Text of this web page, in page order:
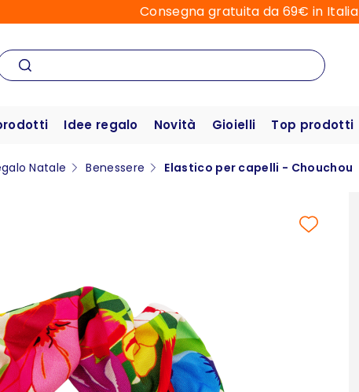
Consegna gratuita da 69€ in Italia
Idee regalo Novità Gioielli Top prodotti
Natale Benessere Elastico per capelli - Chouchou